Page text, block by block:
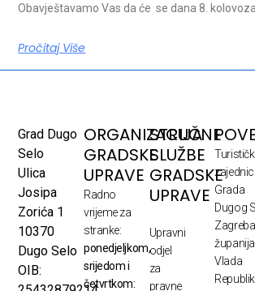
Obavještavamo Vas da će se dana 8.
Pročitaj Više
Grad Dugo
Selo
Ulica
Josipa
Zorića 1
10370
Dugo Selo
OIB:
ORGANIZACIJA
GRADSKE
UPRAVE
Radno
vrijeme za
stranke:
ponedjeljkom,
srijedom i
četvrtkom:
STRUČNE
SLUŽBE
GRADSKE
UPRAVE
Upravni
odjel
za
pravne
Grada
Dugog
županija
Vlada